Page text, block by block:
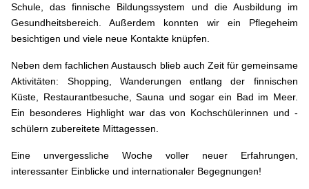
Schule, das finnische Bildungssystem und die Ausbildung im
Gesundheitsbereich. Außerdem konnten wir ein Pflegeheim
besichtigen und viele neue Kontakte knüpfen.
Neben dem fachlichen Austausch blieb auch Zeit für gemeinsame
Aktivitäten: Shopping, Wanderungen entlang der finnischen
Küste, Restaurantbesuche, Sauna und sogar ein Bad im Meer.
Ein besonderes Highlight war das von Kochschülerinnen und -
schülern zubereitete Mittagessen.
Eine unvergessliche Woche voller neuer Erfahrungen,
interessanter Einblicke und internationaler Begegnungen!